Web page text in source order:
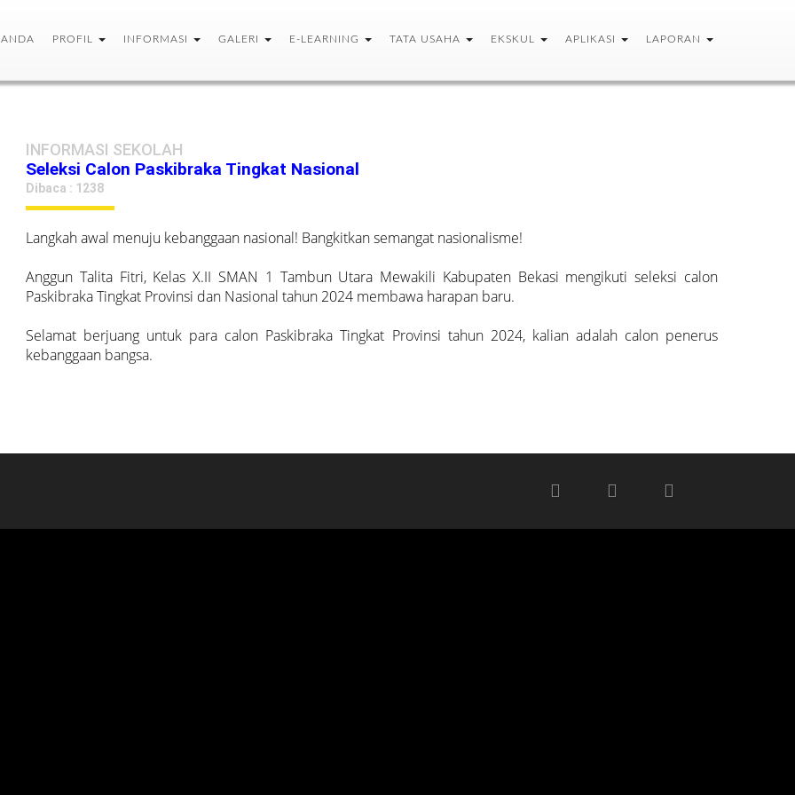
PROFIL INFORMASI GALERI E-LEARNING TATA USAHA EKSKUL APLIKASI LAPORAN
INFORMASI SEKOLAH
Seleksi Calon Paskibraka Tingkat Nasional
Dibaca : 1238
Langkah awal menuju kebanggaan nasional! Bangkitkan semangat nasionalisme!
Anggun Talita Fitri, Kelas X.II SMAN 1 Tambun Utara Mewakili Kabupaten Bekasi mengikuti seleksi calon
Paskibraka Tingkat Provinsi dan Nasional tahun 2024 membawa harapan baru.
Selamat berjuang untuk para calon Paskibraka Tingkat Provinsi tahun 2024, kalian adalah calon penerus
kebanggaan bangsa.